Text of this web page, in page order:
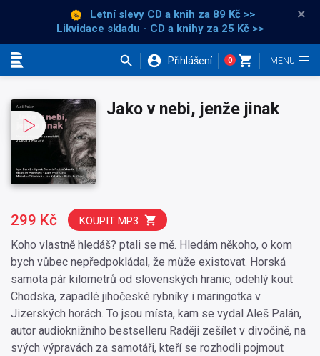
Letní slevy CD a knih za 89 Kč >>
Likvidace skladu - CD a knihy za 25 Kč >>
×
Přihlášení 0
Jako v nebi, jenže jinak
Koho vlastně hledáš? ptali se mě. Hledám někoho, o kom
bych vůbec nepředpokládal, že může existovat. Horská
samota pár kilometrů od slovenských hranic, odehlý kout
Chodska, zapadlé jihočeské rybníky i maringotka v
Jizerských horách. To jsou místa, kam se vydal Aleš Palán,
autor audioknižního bestselleru Raději zešílet v divočině, na
svých výpravách za samotáři, kteří se rozhodli pojmout
299 Kč KOUPIT MP3